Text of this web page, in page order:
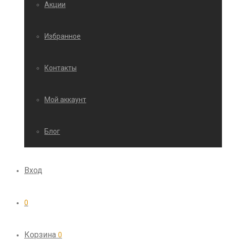
Акции
Избранное
Контакты
Мой аккаунт
Блог
Вход
0
Корзина 0